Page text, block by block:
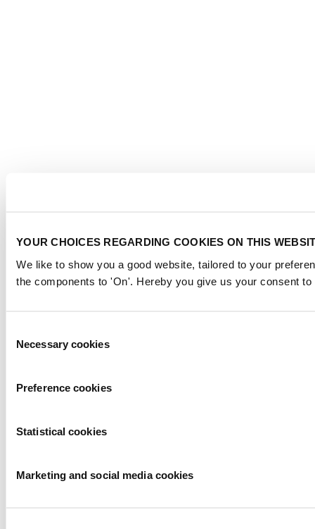
YOUR CHOICES REGARDING COOKIES ON THIS
We like to show you a good website, tailored to your
the components to 'On'. Hereby you give us your consent
Selection
Necessary cookies
Preference cookies
Statistical cookies
Marketing and social media cookies